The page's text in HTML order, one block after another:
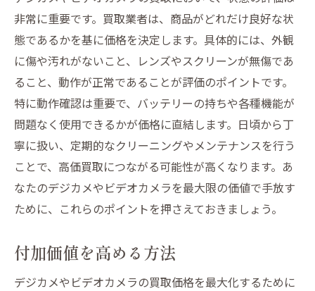
非常に重要です。買取業者は、商品がどれだけ良好な状
態であるかを基に価格を決定します。具体的には、外観
に傷や汚れがないこと、レンズやスクリーンが無傷であ
ること、動作が正常であることが評価のポイントです。
特に動作確認は重要で、バッテリーの持ちや各種機能が
問題なく使用できるかが価格に直結します。日頃から丁
寧に扱い、定期的なクリーニングやメンテナンスを行う
ことで、高価買取につながる可能性が高くなります。あ
なたのデジカメやビデオカメラを最大限の価値で手放す
ために、これらのポイントを押さえておきましょう。
付加価値を高める方法
デジカメやビデオカメラの買取価格を最大化するために